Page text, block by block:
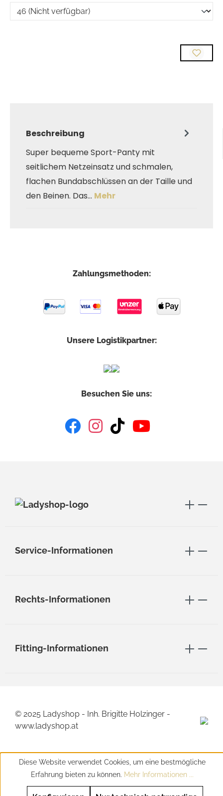
Beschreibung
Super bequeme Sport-Panty mit
seitlichem Netzeinsatz und schmalen,
flachen Bundabschlüssen an der Taille und
den Beinen. Das… Mehr
Zahlungsmethoden:
Unsere Logistikpartner:
Besuchen Sie uns:
Service-Informationen
Rechts-Informationen
Fitting-Informationen
© 2025 Ladyshop - Inh. Brigitte Holzinger -
www.ladyshop.at
Diese Website verwendet Cookies, um eine bestmögliche
Erfahrung bieten zu können. Mehr Informationen ...